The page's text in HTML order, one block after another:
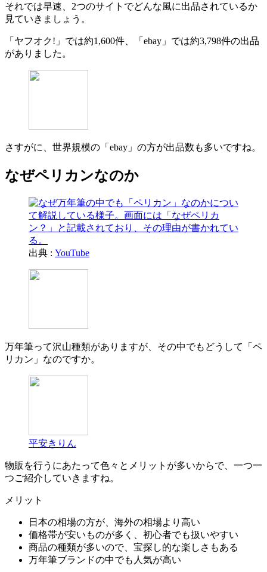
それでは早速、2つのサイトでどんな風に出品されているか
見ていきましょう。
「ヤフオク!」では約1,600件、「ebay」では約3,798件の出品
がありました。
さすがに、世界規模の「ebay」の方が出品数も多いですね。
なぜペリカンなのか
出典 : YouTube
万年筆って沢山種類がありますが、その中でもどうして「ペ
リカン」なのですか。
平安きりん
物販を行うにあたって色々とメリットが多いからで、一つ一
つご紹介していきますね。
メリット
日本の相場の方が、海外の相場より高い
価格帯が安いものが多く、初心者でも扱いやすい
商品の種類が多いので、宝探し的な楽しさもある
万年筆ブランドの中でも人気が高い